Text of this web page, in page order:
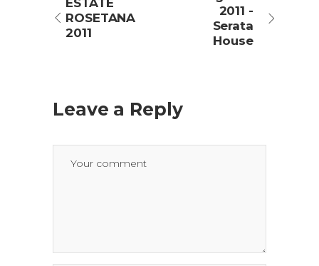
ROSETANA
2011
2011 -
Serata
House
Leave a Reply